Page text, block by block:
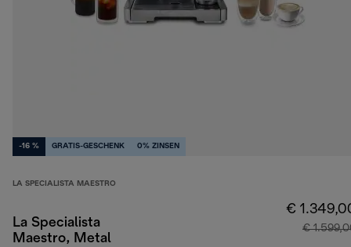
-16 % GRATIS-GESCHENK 0% ZINSEN
LA SPECIALISTA MAESTRO
La Specialista
Maestro, Metal
€
€